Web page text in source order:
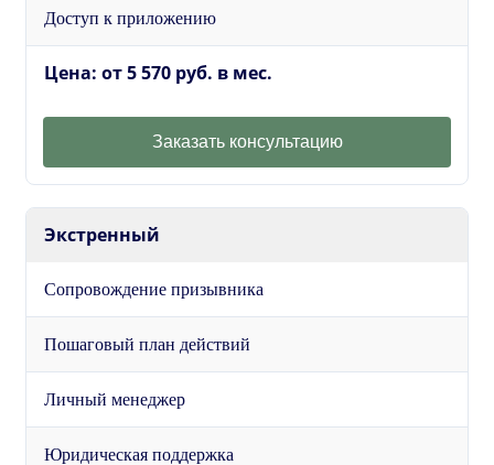
Доступ к приложению
Цена: от 5 570 руб. в мес.
Заказать консультацию
Экстренный
Сопровождение призывника
Пошаговый план действий
Личный менеджер
Юридическая поддержка